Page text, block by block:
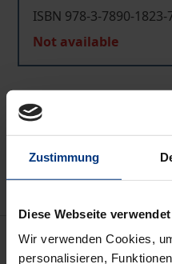
Zustimmung
Diese Webseite
Wir verwenden Cookies,
personalisieren,
ISBN 978-3-7890-1823-
Not available
Add to Wish List
Delivery cost notice
Bibliographical data